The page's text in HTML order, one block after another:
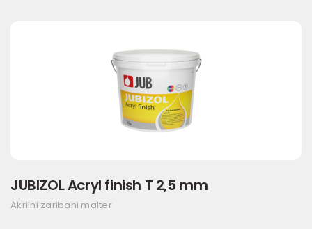
JUBIZOL Acryl finish T 2,5 mm
Akrilni zaribani malter